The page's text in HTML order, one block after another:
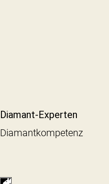
Diamant-Experten
Diamantkompetenz